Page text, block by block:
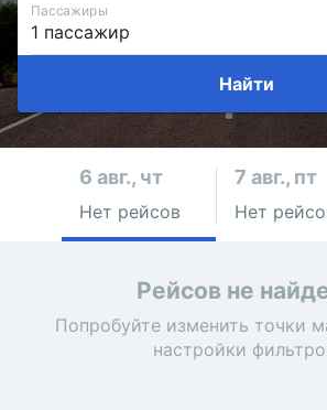
Пассажиры
Найти
6 авг., чт
Нет рейсов
7 авг., пт
Нет
Рейсов не
Попробуйте изменить точки
настройки